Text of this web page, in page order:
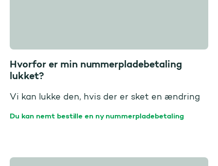
Hvorfor er min nummerpladebetaling
lukket?
Vi kan lukke den, hvis der er sket en ændring
Du kan nemt bestille en ny nummerpladebetaling